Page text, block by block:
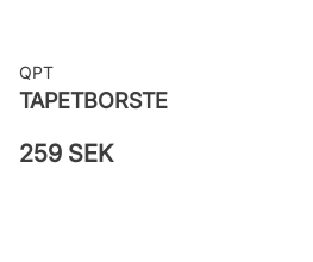
QPT
TAPETBORSTE
259 SEK